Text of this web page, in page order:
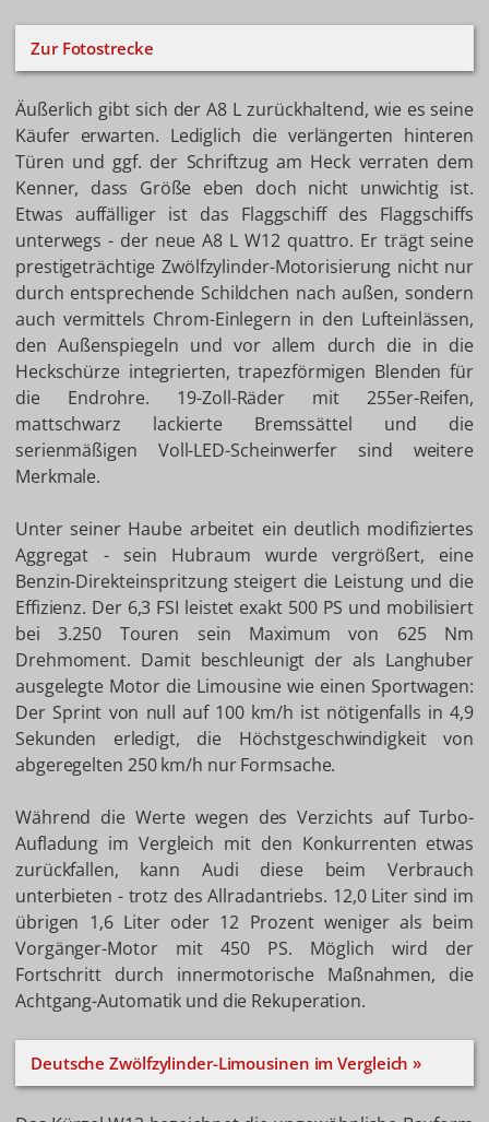
Zur Fotostrecke
Äußerlich gibt sich der A8 L zurückhaltend, wie es seine
Käufer erwarten. Lediglich die verlängerten hinteren
Türen und ggf. der Schriftzug am Heck verraten dem
Kenner, dass Größe eben doch nicht unwichtig ist.
Etwas auffälliger ist das Flaggschiff des Flaggschiffs
unterwegs - der neue A8 L W12 quattro. Er trägt seine
prestigeträchtige Zwölfzylinder-Motorisierung nicht nur
durch entsprechende Schildchen nach außen, sondern
auch vermittels Chrom-Einlegern in den Lufteinlässen,
den Außenspiegeln und vor allem durch die in die
Heckschürze integrierten, trapezförmigen Blenden für
die Endrohre. 19-Zoll-Räder mit 255er-Reifen,
mattschwarz lackierte Bremssättel und die
serienmäßigen Voll-LED-Scheinwerfer sind weitere
Merkmale.
Unter seiner Haube arbeitet ein deutlich modifiziertes
Aggregat - sein Hubraum wurde vergrößert, eine
Benzin-Direkteinspritzung steigert die Leistung und die
Effizienz. Der 6,3 FSI leistet exakt 500 PS und mobilisiert
bei 3.250 Touren sein Maximum von 625 Nm
Drehmoment. Damit beschleunigt der als Langhuber
ausgelegte Motor die Limousine wie einen Sportwagen:
Der Sprint von null auf 100 km/h ist nötigenfalls in 4,9
Sekunden erledigt, die Höchstgeschwindigkeit von
abgeregelten 250 km/h nur Formsache.
Während die Werte wegen des Verzichts auf Turbo-
Aufladung im Vergleich mit den Konkurrenten etwas
zurückfallen, kann Audi diese beim Verbrauch
unterbieten - trotz des Allradantriebs. 12,0 Liter sind im
übrigen 1,6 Liter oder 12 Prozent weniger als beim
Vorgänger-Motor mit 450 PS. Möglich wird der
Fortschritt durch innermotorische Maßnahmen, die
Achtgang-Automatik und die Rekuperation.
Deutsche Zwölfzylinder-Limousinen im Vergleich »